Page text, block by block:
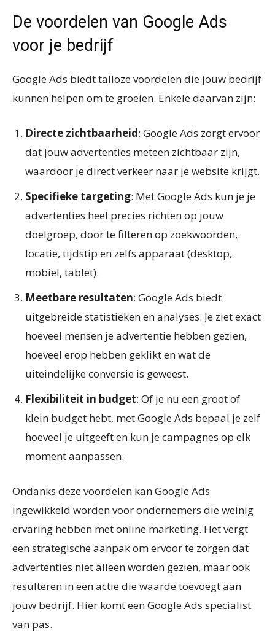
De voordelen van Google Ads
voor je bedrijf
Google Ads biedt talloze voordelen die jouw bedrijf
kunnen helpen om te groeien. Enkele daarvan zijn:
Directe zichtbaarheid: Google Ads zorgt ervoor
dat jouw advertenties meteen zichtbaar zijn,
waardoor je direct verkeer naar je website krijgt.
Specifieke targeting: Met Google Ads kun je je
advertenties heel precies richten op jouw
doelgroep, door te filteren op zoekwoorden,
locatie, tijdstip en zelfs apparaat (desktop,
mobiel, tablet).
Meetbare resultaten: Google Ads biedt
uitgebreide statistieken en analyses. Je ziet exact
hoeveel mensen je advertentie hebben gezien,
hoeveel erop hebben geklikt en wat de
uiteindelijke conversie is geweest.
Flexibiliteit in budget: Of je nu een groot of
klein budget hebt, met Google Ads bepaal je zelf
hoeveel je uitgeeft en kun je campagnes op elk
moment aanpassen.
Ondanks deze voordelen kan Google Ads
ingewikkeld worden voor ondernemers die weinig
ervaring hebben met online marketing. Het vergt
een strategische aanpak om ervoor te zorgen dat
advertenties niet alleen worden gezien, maar ook
resulteren in een actie die waarde toevoegt aan
jouw bedrijf. Hier komt een Google Ads specialist
van pas.